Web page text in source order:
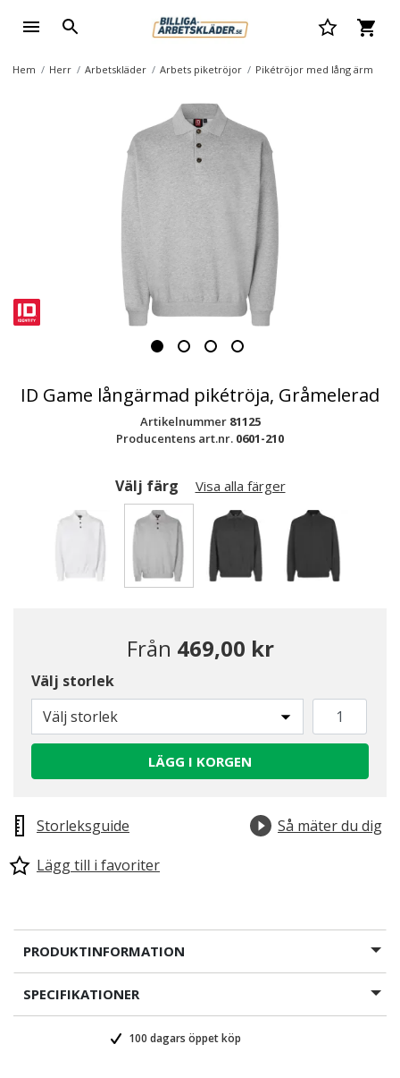
Hem Herr Arbetskläder Arbets piketröjor Pikétröjor med lång ärm
ID Game långärmad pikétröja, Gråmelerad
Artikelnummer 81125
Producentens art.nr. 0601-210
Välj färg Visa alla färger
Från 469,00 kr
Välj storlek
Välj storlek
LÄGG I KORGEN
Storleksguide
Så mäter du dig
Lägg till i favoriter
PRODUKTINFORMATION
SPECIFIKATIONER
100 dagars öppet köp